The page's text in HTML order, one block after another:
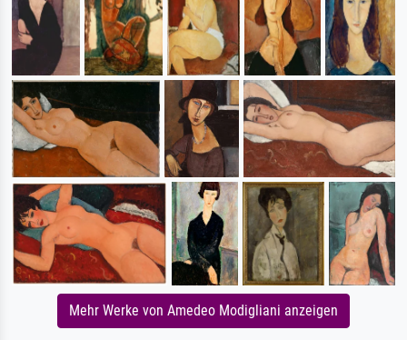
Mehr Werke von Amedeo Modigliani anzeigen